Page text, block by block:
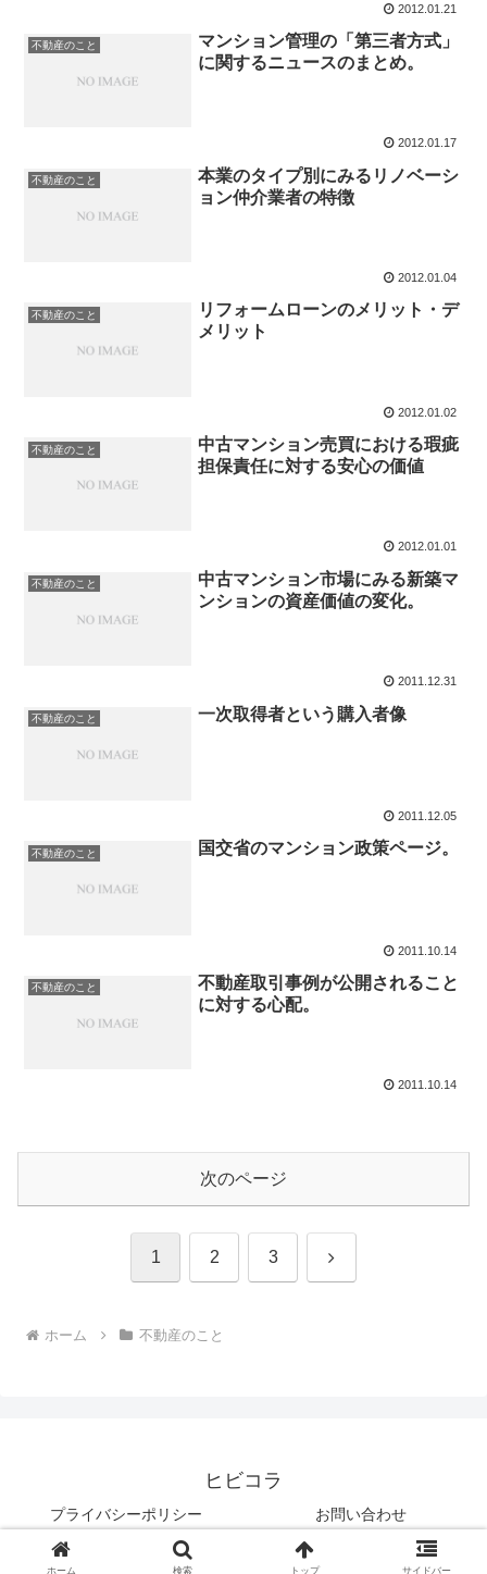
2012.01.21
不動産のこと
マンション管理の「第三者方式」
に関するニュースのまとめ。
2012.01.17
不動産のこと
本業のタイプ別にみるリノベーシ
ョン仲介業者の特徴
2012.01.04
不動産のこと
リフォームローンのメリット・デ
メリット
2012.01.02
不動産のこと
中古マンション売買における瑕疵
担保責任に対する安心の価値
2012.01.01
不動産のこと
中古マンション市場にみる新築マ
ンションの資産価値の変化。
2011.12.31
不動産のこと 一次取得者という購入者像
2011.12.05
不動産のこと 国交省のマンション政策ページ。
2011.10.14
不動産のこと
不動産取引事例が公開されること
に対する心配。
2011.10.14
次のページ
1 2 3 次
ホーム 不動産のこと
ヒビコラ
プライバシーポリシー お問い合わせ
© 2005 ヒビコラ.
ホーム 検索 トップ サイドバー